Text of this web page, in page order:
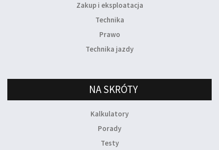
Zakup i eksploatacja
Technika
Prawo
Technika jazdy
NA SKRÓTY
Kalkulatory
Porady
Testy